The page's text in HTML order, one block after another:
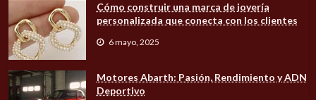
Cómo construir una marca de joyería
personalizada que conecta con los clientes
6 mayo, 2025
Motores Abarth: Pasión, Rendimiento y ADN
Deportivo